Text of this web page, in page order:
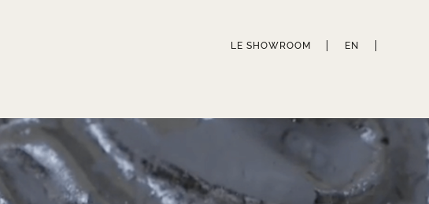
LE SHOWROOM EN